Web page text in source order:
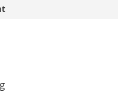
Fak.